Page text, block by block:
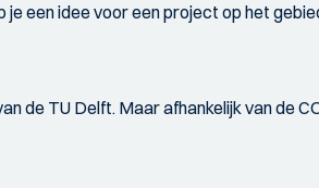
een idee voor een project op het
de TU Delft. Maar afhankelijk van de